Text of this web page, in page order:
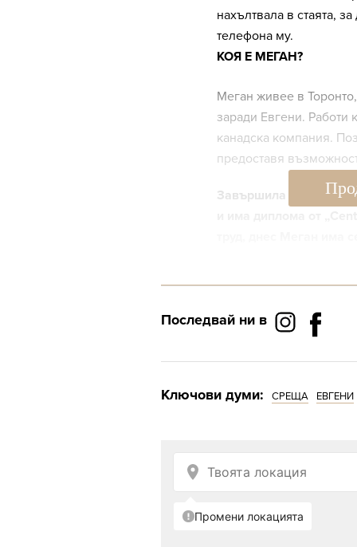
нахълтвала в стаята,
телефона му.
КОЯ Е МЕГАН?
Меган живее в
заради Евгени. Работи
канадска компания.
предоставя
Завършила е
труд, днес Меган има
вярва в максимата, че
се нуждае, за да се
Последвай ни в
Ключови думи: СРЕЩА ЕВГЕНИ